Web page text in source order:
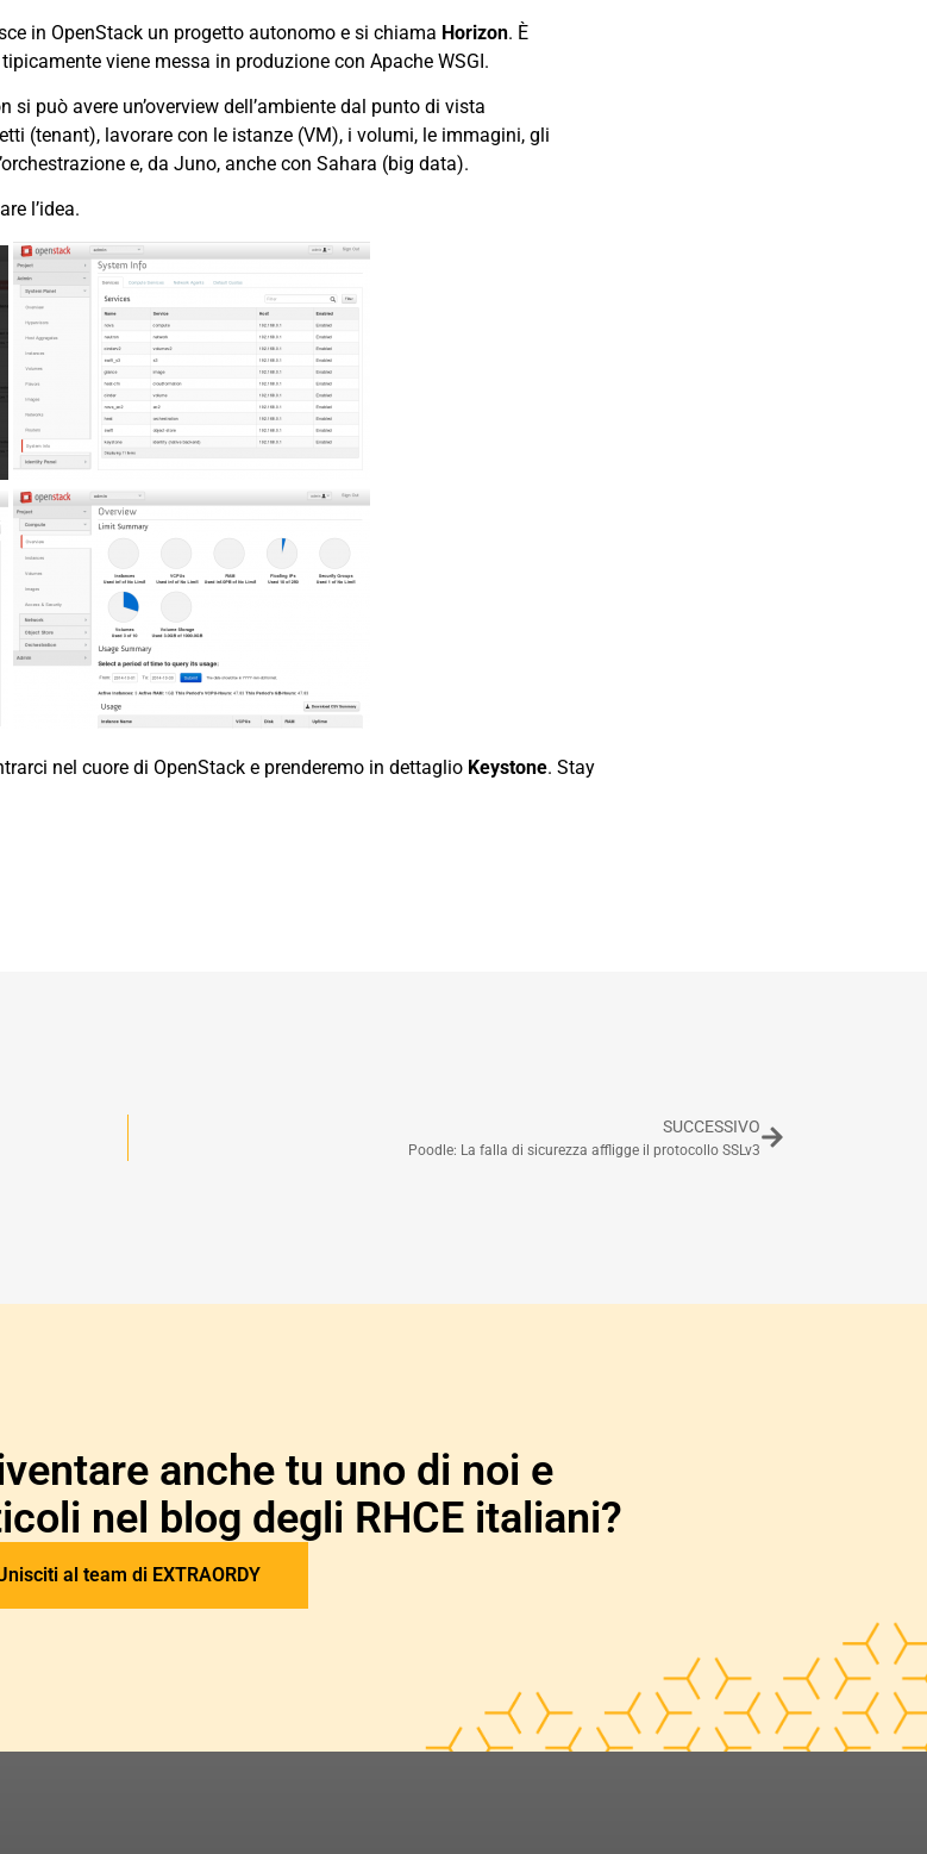
in OpenStack un progetto autonomo e si chiama Horizon. È
viene messa in produzione con Apache WSGI.
si può avere un’overview dell’ambiente dal punto di vista
(tenant), lavorare con le istanze (VM), i volumi, le immagini, gli
e, da Juno, anche con Sahara (big data).
l’idea.
nel cuore di OpenStack e prenderemo in dettaglio Keystone. Stay
SUCCESSIVO
Poodle: La falla di sicurezza affligge il protocollo SSLv3
anche tu uno di noi e
nel blog degli RHCE italiani?
al team di EXTRAORDY